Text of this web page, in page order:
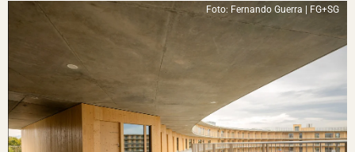
Foto: Fernando Guerra | FG+SG